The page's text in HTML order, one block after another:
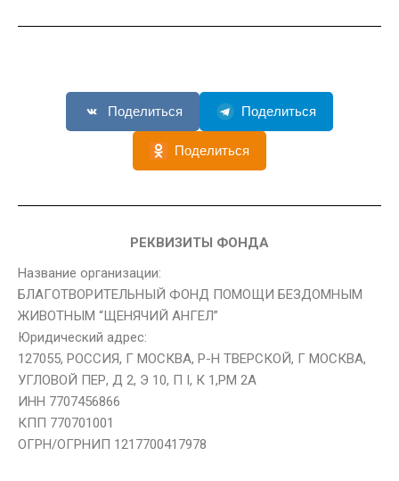
Поделиться Поделиться
Поделиться
РЕКВИЗИТЫ ФОНДА
Название организации:
БЛАГОТВОРИТЕЛЬНЫЙ ФОНД ПОМОЩИ БЕЗДОМНЫМ
ЖИВОТНЫМ “ЩЕНЯЧИЙ АНГЕЛ”
Юридический адрес:
127055, РОССИЯ, Г МОСКВА, Р-Н ТВЕРСКОЙ, Г МОСКВА,
УГЛОВОЙ ПЕР, Д 2, Э 10, П I, К 1,РМ 2А
ИНН 7707456866
КПП 770701001
ОГРН/ОГРНИП 1217700417978